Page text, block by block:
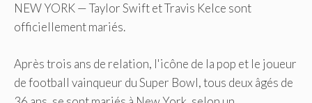
NEW YORK — Taylor Swift et Travis Kelce sont
officiellement mariés.
Après trois ans de relation, l'icône de la pop et le joueur
de football vainqueur du Super Bowl, tous deux âgés de